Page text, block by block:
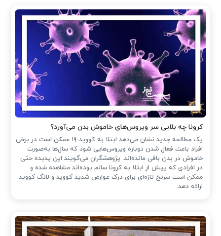
کرونا چه بلایی سر ویروس‌های خاموش بدن می‌آورد؟
یک مطالعه جدید نشان می‌دهد ابتلا به کووید-۱۹ ممکن است در برخی
افراد باعث فعال شدن دوباره ویروس‌هایی شود که سال‌ها به‌صورت
خاموش در بدن باقی مانده‌اند. پژوهشگران می‌گویند این پدیده حتی
در افرادی که پیش از ابتلا به کرونا سالم بوده‌اند مشاهده شده و
ممکن است سرنخ تازه‌ای برای درک عوارض شدید کووید و لانگ کووید
ارائه دهد.